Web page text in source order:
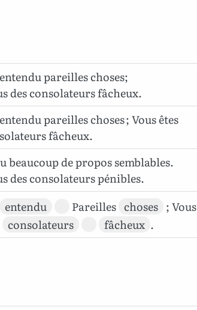
pareilles choses;
des consolateurs fâcheux.
pareilles choses ; Vous êtes
fâcheux.
beaucoup de propos semblables.
des consolateurs pénibles.
entendu Pareilles choses ; Vous
consolateurs fâcheux .